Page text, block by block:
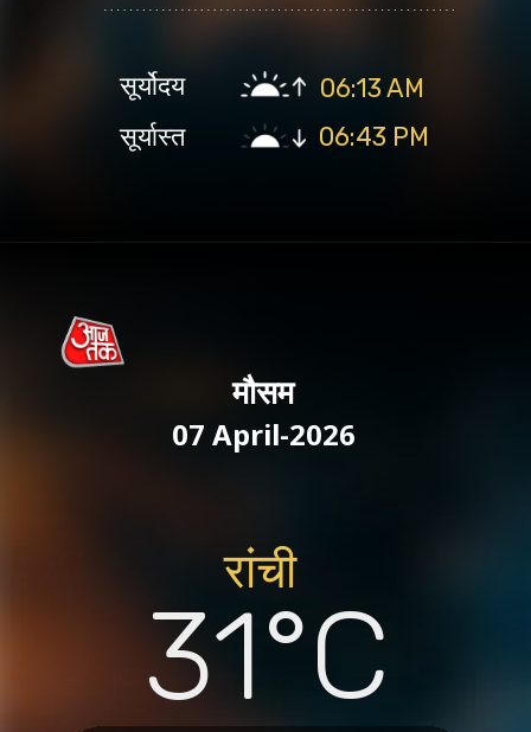
सूर्योदय
सूर्यास्त
06:13 AM
06:43 PM
31°C
मौसम
रांची
07 April-2026